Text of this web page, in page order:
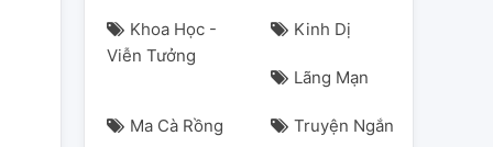
Khoa Học -
Viễn Tưởng
Kinh Dị
Lãng Mạn
Ma Cà Rồng Truyện Ngắn